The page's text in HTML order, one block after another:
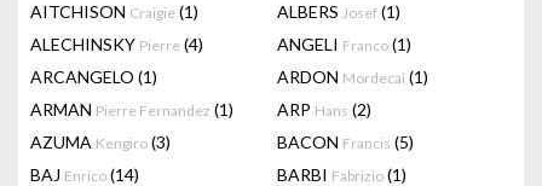
AITCHISON Craigie (1) ALBERS Josef (1)
ALECHINSKY Pierre (4) ANGELI Franco (1)
ARCANGELO (1) ARDON Mordecai (1)
ARMAN Pierre Fernandez (1) ARP Hans (2)
AZUMA Kengiro (3) BACON Francis (5)
BAJ Enrico (14) BARBI Fabrizio (1)